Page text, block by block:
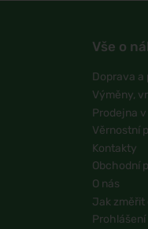
Vše o
Doprava a
Výměny,
Prodejna
Věrnostní
Kontakty
Obchodní
O nás
Jak změřit